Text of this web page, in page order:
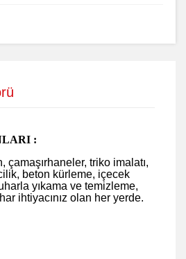
:
çamaşırhaneler, triko imalatı,
beton kürleme, içecek
yıkama ve temizleme,
ihtiyacınız olan her yerde.